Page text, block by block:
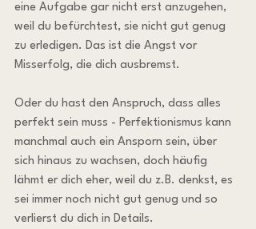
eine Aufgabe gar nicht erst anzugehen,
weil du befürchtest, sie nicht gut genug
zu erledigen. Das ist die Angst vor
Misserfolg, die dich ausbremst.
Oder du hast den Anspruch, dass alles
perfekt sein muss - Perfektionismus kann
manchmal auch ein Ansporn sein, über
sich hinaus zu wachsen, doch häufig
lähmt er dich eher, weil du z.B. denkst, es
sei immer noch nicht gut genug und so
verlierst du dich in Details.